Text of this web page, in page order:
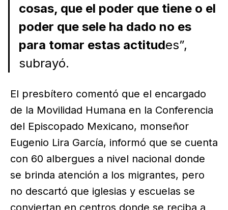
cosas, que el poder que tiene o el
poder que sele ha dado no es
para tomar estas actitudes”,
subrayó.
El presbítero comentó que el encargado
de la Movilidad Humana en la Conferencia
del Episcopado Mexicano, monseñor
Eugenio Lira García, informó que se cuenta
con 60 albergues a nivel nacional donde
se brinda atención a los migrantes, pero
no descartó que iglesias y escuelas se